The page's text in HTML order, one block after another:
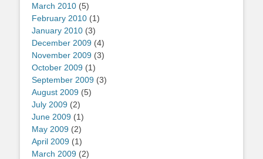
March 2010 (5)
February 2010 (1)
January 2010 (3)
December 2009 (4)
November 2009 (3)
October 2009 (1)
September 2009 (3)
August 2009 (5)
July 2009 (2)
June 2009 (1)
May 2009 (2)
April 2009 (1)
March 2009 (2)